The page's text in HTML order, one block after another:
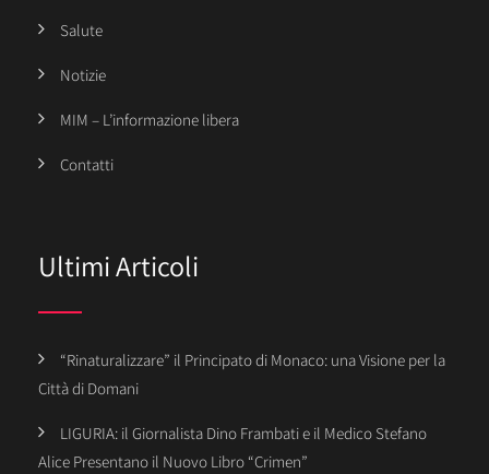
Salute
Notizie
MIM – L’informazione libera
Contatti
Ultimi Articoli
“Rinaturalizzare” il Principato di Monaco: una Visione per la
Città di Domani
LIGURIA: il Giornalista Dino Frambati e il Medico Stefano
Alice Presentano il Nuovo Libro “Crimen”